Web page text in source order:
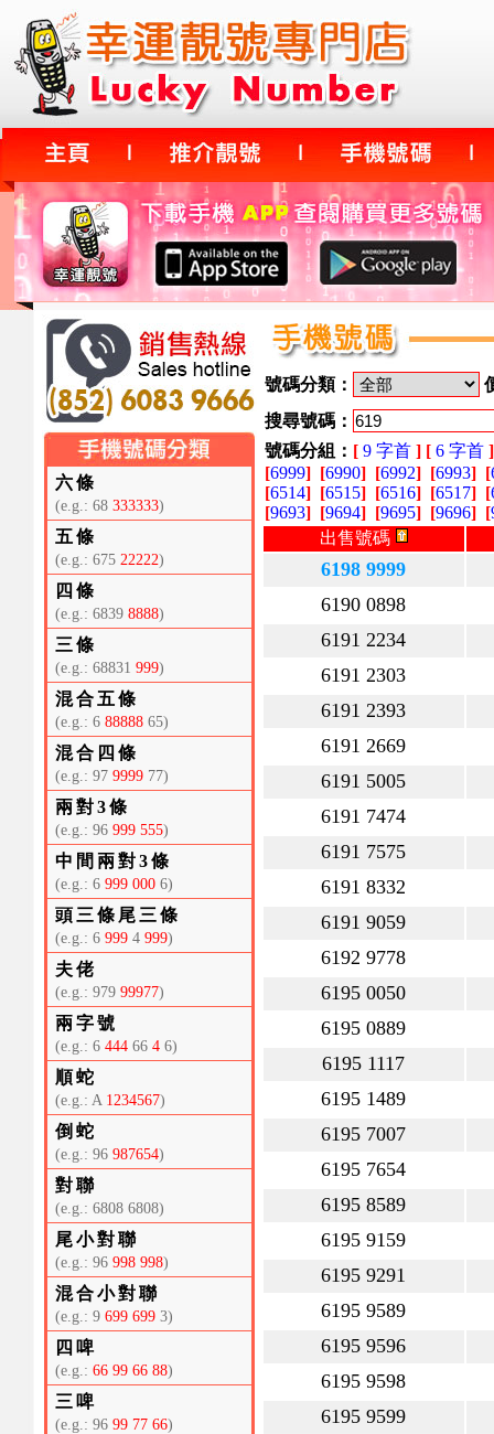
六條
(e.g.: 68 333333)
五條
(e.g.: 675 22222)
四條
(e.g.: 6839 8888)
三條
(e.g.: 68831 999)
混合五條
(e.g.: 6 88888 65)
混合四條
(e.g.: 97 9999 77)
兩對3條
(e.g.: 96 999 555)
中間兩對3條
(e.g.: 6 999 000 6)
頭三條尾三條
(e.g.: 6 999 4 999)
夫佬
(e.g.: 979 99977)
兩字號
(e.g.: 6 444 66 4 6)
順蛇
(e.g.: A 1234567)
倒蛇
(e.g.: 96 987654)
對聯
(e.g.: 6808 6808)
尾小對聯
(e.g.: 96 998 998)
混合小對聯
(e.g.: 9 699 699 3)
四啤
(e.g.: 66 99 66 88)
三啤
(e.g.: 96 99 77 66)
號碼分類：
搜尋號碼：
號碼分組： [ 9 字首 ] [ 6 字首 ]
[6999] [6990] [6992] [6993] [
[6514] [6515] [6516] [6517] [
[9693] [9694] [9695] [9696] [
出售號碼
6198 9999
6190 0898
6191 2234
6191 2303
6191 2393
6191 2669
6191 5005
6191 7474
6191 7575
6191 8332
6191 9059
6192 9778
6195 0050
6195 0889
6195 1117
6195 1489
6195 7007
6195 7654
6195 8589
6195 9159
6195 9291
6195 9589
6195 9596
6195 9598
6195 9599